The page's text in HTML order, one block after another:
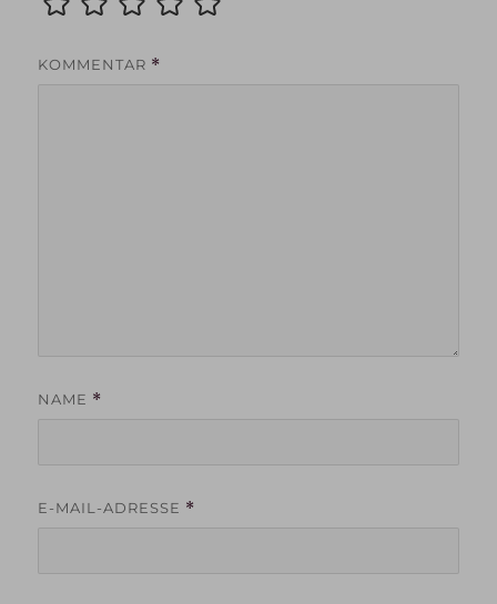
KOMMENTAR *
NAME *
E-MAIL-ADRESSE *